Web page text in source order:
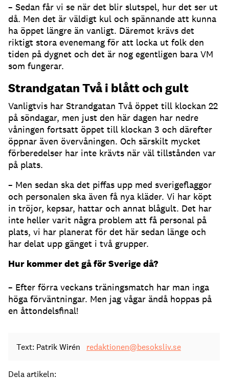
– Sedan får vi se när det blir slutspel, hur det ser ut
då. Men det är väldigt kul och spännande att kunna
ha öppet längre än vanligt. Däremot krävs det
riktigt stora evenemang för att locka ut folk den
tiden på dygnet och det är nog egentligen bara VM
som fungerar.
Strandgatan Två i blått och gult
Vanligtvis har Strandgatan Två öppet till klockan 22
på söndagar, men just den här dagen har nedre
våningen fortsatt öppet till klockan 3 och därefter
öppnar även övervåningen. Och särskilt mycket
förberedelser har inte krävts när väl tillstånden var
på plats.
– Men sedan ska det piffas upp med sverigeflaggor
och personalen ska även få nya kläder. Vi har köpt
in tröjor, kepsar, hattar och annat blågult. Det har
inte heller varit några problem att få personal på
plats, vi har planerat för det här sedan länge och
har delat upp gänget i två grupper.
Hur kommer det gå för Sverige då?
– Efter förra veckans träningsmatch har man inga
höga förväntningar. Men jag vågar ändå hoppas på
en åttondelsfinal!
Text: Patrik Wirén redaktionen@besoksliv.se
Dela artikeln: